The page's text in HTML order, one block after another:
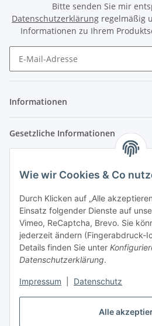
Alle
Wie wir Cookies & Co
Durch Klicken auf „Alle
Einsatz folgender Dienste auf
Vimeo, ReCaptcha, Brevo. Sie
jederzeit ändern (Fingerabdruck-
Details finden Sie unter
Datenschutzerklärung.
Impressum Datenschutz
Bitte senden Sie mir
Datenschutzerklärung regelmäßig
Informationen zu Ihrem
Informationen
Gesetzliche Informationen
Vertrag